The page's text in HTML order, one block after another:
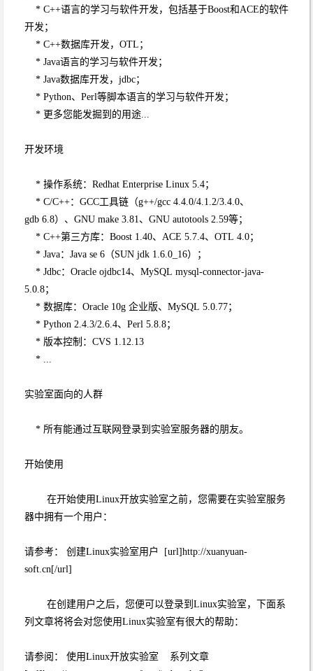
* C++语言的学习与软件开发，包括基于Boost和ACE的软件
开发；
* C++数据库开发，OTL；
* Java语言的学习与软件开发；
* Java数据库开发，jdbc；
* Python、Perl等脚本语言的学习与软件开发；
* 更多您能发掘到的用途...
开发环境
* 操作系统：Redhat Enterprise Linux 5.4；
* C/C++：GCC工具链（g++/gcc 4.4.0/4.1.2/3.4.0、
gdb 6.8）、GNU make 3.81、GNU autotools 2.59等；
* C++第三方库：Boost 1.40、ACE 5.7.4、OTL 4.0；
* Java：Java se 6（SUN jdk 1.6.0_16）；
* Jdbc：Oracle ojdbc14、MySQL mysql-connector-java-
5.0.8；
* 数据库：Oracle 10g 企业版、MySQL 5.0.77；
* Python 2.4.3/2.6.4、Perl 5.8.8；
* 版本控制：CVS 1.12.13
* ...
实验室面向的人群
* 所有能通过互联网登录到实验室服务器的朋友。
开始使用
在开始使用Linux开放实验室之前，您需要在实验室服务
器中拥有一个用户：
请参考： 创建Linux实验室用户 [url]http://xuanyuan-
soft.cn[/url]
在创建用户之后，您便可以登录到Linux实验室，下面系
列文章将将会对您使用Linux实验室有很大的帮助：
请参阅： 使用Linux开放实验室 系列文章